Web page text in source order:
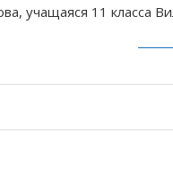
учащаяся 11 класса